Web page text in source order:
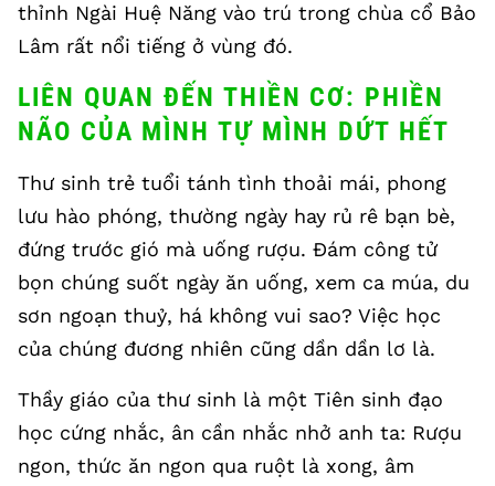
thỉnh Ngài Huệ Năng vào trú trong chùa cổ Bảo
Lâm rất nổi tiếng ở vùng đó.
LIÊN QUAN ĐẾN THIỀN CƠ: PHIỀN
NÃO CỦA MÌNH TỰ MÌNH DỨT HẾT
Thư sinh trẻ tuổi tánh tình thoải mái, phong
lưu hào phóng, thường ngày hay rủ rê bạn bè,
đứng trước gió mà uống rượu. Đám công tử
bọn chúng suốt ngày ăn uống, xem ca múa, du
sơn ngoạn thuỷ, há không vui sao? Việc học
của chúng đương nhiên cũng dần dần lơ là.
Thầy giáo của thư sinh là một Tiên sinh đạo
học cứng nhắc, ân cần nhắc nhở anh ta: Rượu
ngon, thức ăn ngon qua ruột là xong, âm